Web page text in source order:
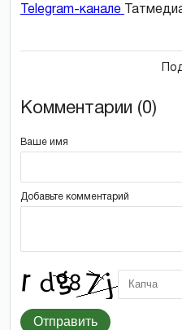
Telegram-канале
Комментарии (0)
Ваше имя
Добавьте комментарий
Отправить